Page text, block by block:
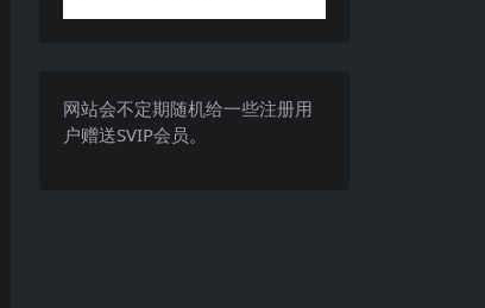
网站会不定期随机给一些注册用
户赠送SVIP会员。